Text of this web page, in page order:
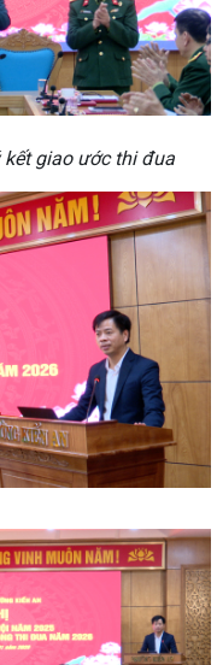
giao ước thi đua